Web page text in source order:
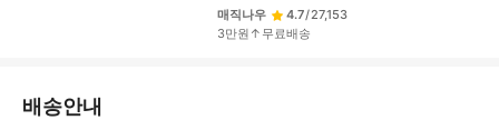
매직나우
4.7/27,153
3만원↑무료배송
배
배송안내